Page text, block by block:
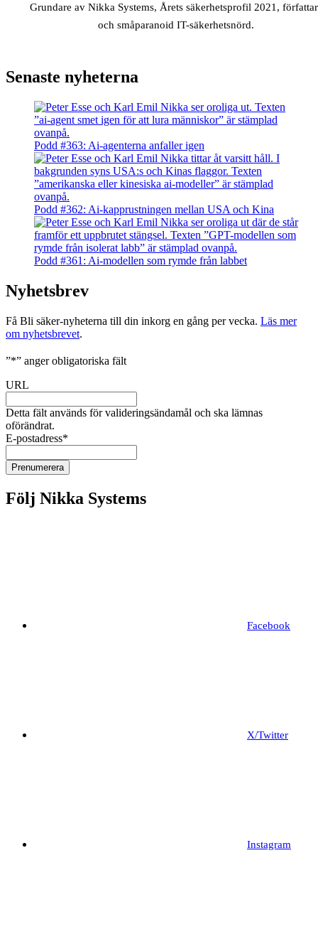
Grundare av Nikka Systems, Årets säkerhetsprofil 2021,
och småparanoid IT-säkerhetsnörd.
Senaste nyheterna
Podd #363: Ai-agenterna anfaller igen
Podd #362: Ai-kapprustningen mellan USA och Kina
Podd #361: Ai-modellen som rymde från labbet
Nyhetsbrev
Få Bli säker-nyheterna till din inkorg en gång per vecka. Läs mer
om nyhetsbrevet.
”*” anger obligatoriska fält
URL
Detta fält används för valideringsändamål och ska lämnas
oförändrat.
E-postadress*
Följ Nikka Systems
Facebook
X/Twitter
Instagram